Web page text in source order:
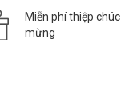
Miễn phí thiệp chúc
mừng